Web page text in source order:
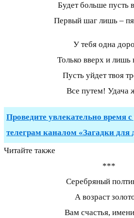
Будет больше пусть
Первый шаг лишь –
У тебя одна
Только вверх и лишь
Пусть уйдет твоя
Все путем! Удача
Проведите увлекательно время
телеграм каналом «Загадки для
Читайте также
***
Серебряный
А возраст
Вам счастья,